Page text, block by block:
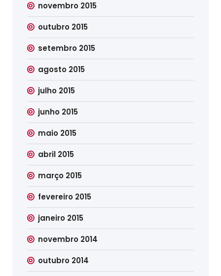
novembro 2015
outubro 2015
setembro 2015
agosto 2015
julho 2015
junho 2015
maio 2015
abril 2015
março 2015
fevereiro 2015
janeiro 2015
novembro 2014
outubro 2014